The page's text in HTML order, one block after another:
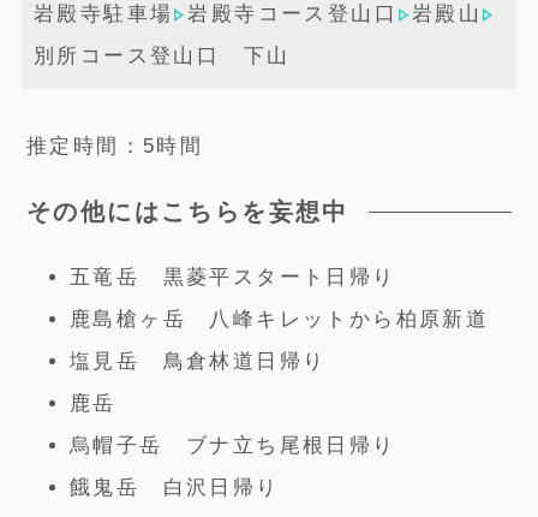
岩殿寺駐車場 岩殿寺コース登山口
岩殿山
別所コース登山口 下山
推定時間：5時間
その他にはこちらを妄想中
五竜岳 黒菱平スタート日帰り
鹿島槍ヶ岳 八峰キレットから柏原新道
塩見岳 鳥倉林道日帰り
鹿岳
烏帽子岳 ブナ立ち尾根日帰り
餓鬼岳 白沢日帰り